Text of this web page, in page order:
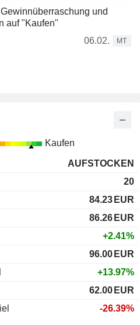
und
auf "Kaufen"
06.02.
MT
Kaufen
AUFSTOCKEN
20
84.23 EUR
86.26 EUR
+2.41%
96.00 EUR
+13.97%
62.00 EUR
-26.39%